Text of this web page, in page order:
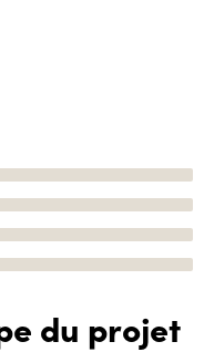
du projet